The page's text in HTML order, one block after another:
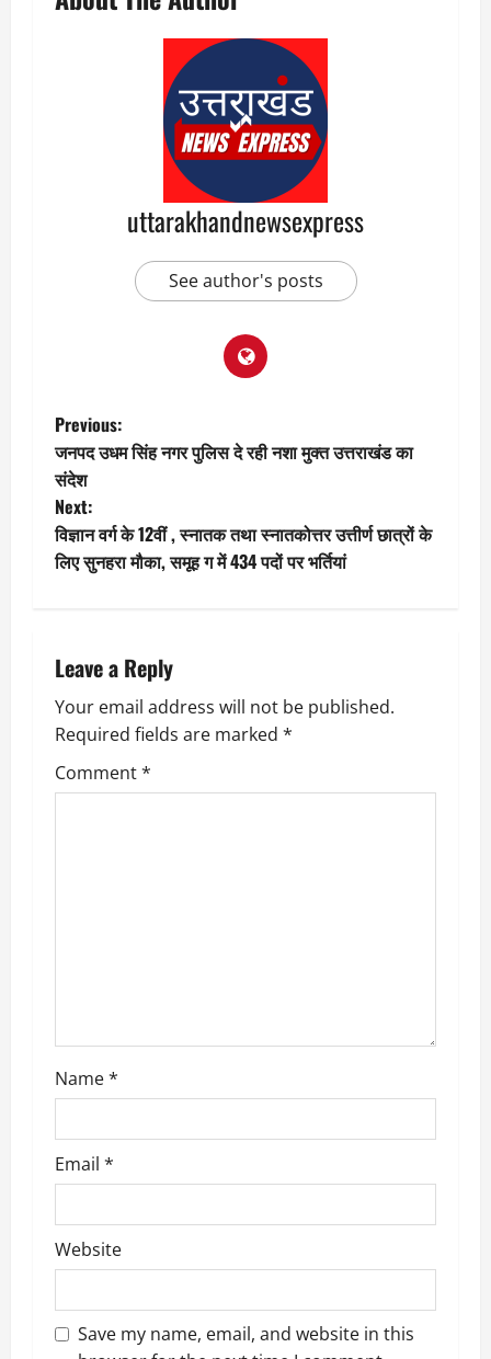
uttarakhandnewsexpress
See author's posts
P
o
s
t
a
v
i
g
Previous:
जनपद उधम सिंह नगर पुलिस दे रही नशा मुक्त उत्तराखंड का
संदेश
Next:
विज्ञान वर्ग के 12वीं , स्नातक तथा स्नातकोत्तर उत्तीर्ण छात्रों के
लिए सुनहरा मौका, समूह ग में 434 पदों पर भर्तियां
Leave a Reply
Your email address will not be published.
Required fields are marked *
Comment*
Name*
Email *
Website
Save my name, email, and website in this